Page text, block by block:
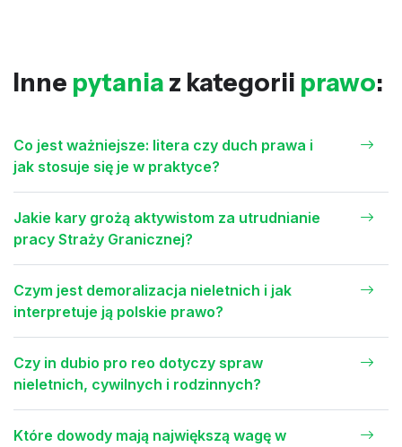
Inne pytania z kategorii prawo:
Co jest ważniejsze: litera czy duch prawa i
jak stosuje się je w praktyce?
Jakie kary grożą aktywistom za utrudnianie
pracy Straży Granicznej?
Czym jest demoralizacja nieletnich i jak
interpretuje ją polskie prawo?
Czy in dubio pro reo dotyczy spraw
nieletnich, cywilnych i rodzinnych?
Które dowody mają największą wagę w